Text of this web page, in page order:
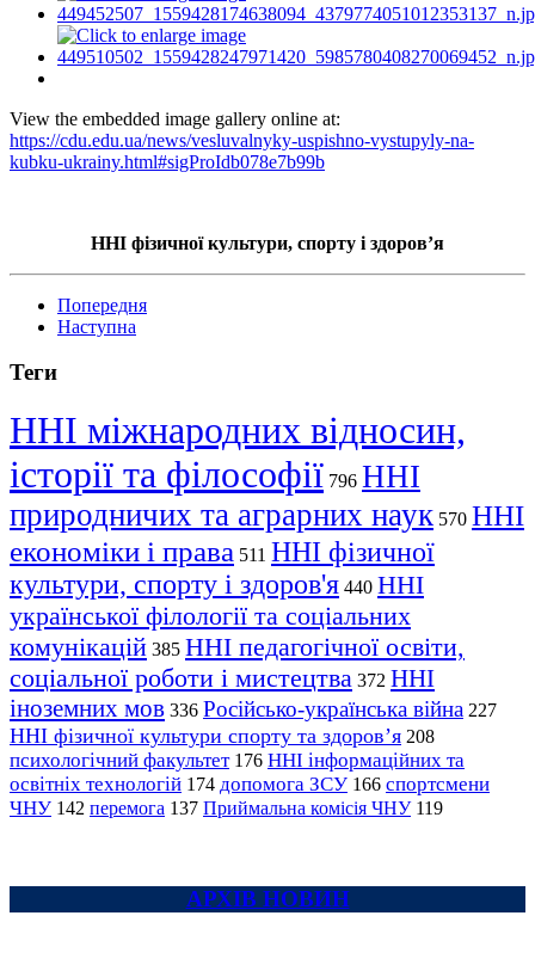
View the embedded image gallery online at:
https://cdu.edu.ua/news/vesluvalnyky-uspishno-vystupyly-na-
kubku-ukrainy.html#sigProIdb078e7b99b
ННІ фізичної культури, спорту і здоров’я
Попередня
Наступна
Теги
ННІ міжнародних відносин,
історії та філософії 796 ННІ
природничих та аграрних наук 570 ННІ
економіки і права 511 ННІ фізичної
культури, спорту і здоров'я 440 ННІ
української філології та соціальних
комунікацій 385 ННІ педагогічної освіти,
соціальної роботи і мистецтва 372 ННІ
іноземних мов 336 Російсько-українська війна 227
ННІ фізичної культури спорту та здоров’я 208
психологічний факультет 176 ННІ інформаційних та
освітніх технологій 174 допомога ЗСУ 166 спортсмени
ЧНУ 142 перемога 137 Приймальна комісія ЧНУ 119
АРХІВ НОВИН